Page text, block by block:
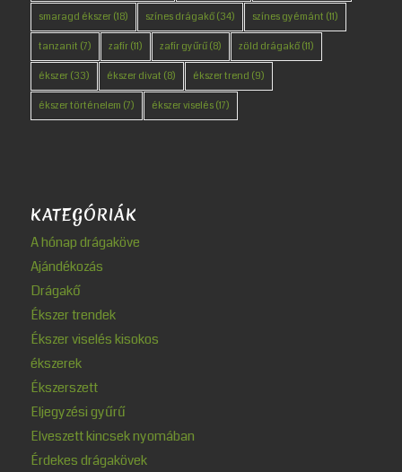
smaragd ékszer(18) színes drágakő(34) színes gyémánt (11)
tanzanit (7) zafír(11) zafír gyűrű(8) zöld drágakő(11)
ékszer(33) ékszer divat (8) ékszer trend (9)
ékszer történelem (7) ékszer viselés(17)
KATEGÓRIÁK
A hónap drágaköve
Ajándékozás
Drágakő
Ékszer trendek
Ékszer viselés kisokos
ékszerek
Ékszerszett
Eljegyzési gyűrű
Elveszett kincsek nyomában
Érdekes drágakövek